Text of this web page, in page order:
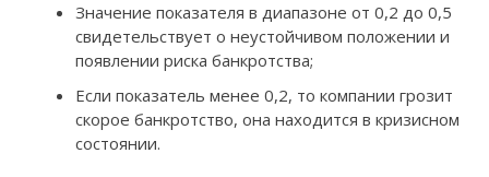
Значение показателя в диапазоне от 0,2 до 0,5
свидетельствует о неустойчивом положении и
появлении риска банкротства;
Если показатель менее 0,2, то компании грозит
скорое банкротство, она находится в кризисном
состоянии.